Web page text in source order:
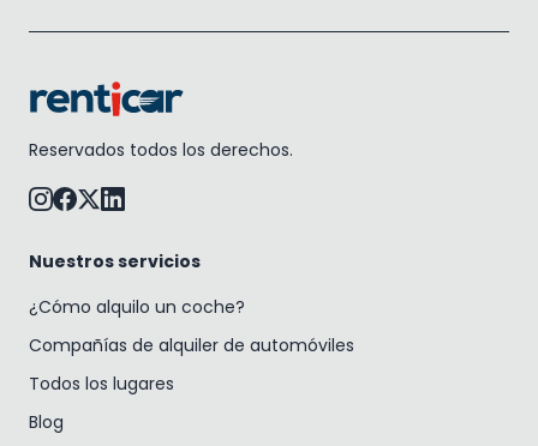
Reservados todos los derechos.
Nuestros servicios
¿Cómo alquilo un coche?
Compañías de alquiler de automóviles
Todos los lugares
Blog